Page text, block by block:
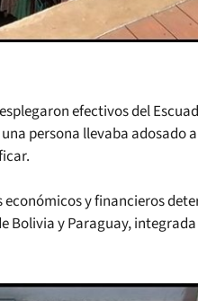
efectivos del
persona llevaba adosado
y financieros
Bolivia y Paraguay,